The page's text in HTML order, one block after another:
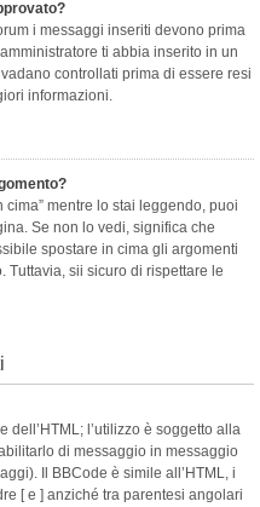
i messaggi inseriti devono prima
ti abbia inserito in un
controllati prima di essere resi
informazioni.
mentre lo stai leggendo, puoi
Se non lo vedi, significa che
spostare in cima gli argomenti
sii sicuro di rispettare le
dell’HTML; l’utilizzo è soggetto alla
di messaggio in messaggio
Il BBCode è simile all’HTML, i
[ e ] anziché tra parentesi angolari